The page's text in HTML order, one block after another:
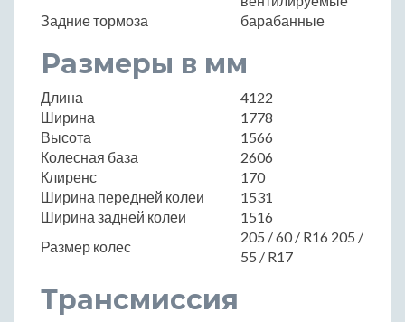
Задние тормоза
барабанные
Размеры в мм
Длина
4122
Ширина
1778
Высота
1566
Колесная база
2606
Клиренс
170
Ширина передней колеи
1531
Ширина задней колеи
1516
Размер колес
205 / 60 / R16 205 /
55 / R17
Трансмиссия